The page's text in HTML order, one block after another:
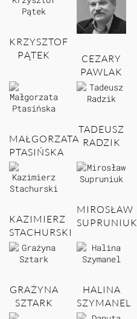
KRZYSZTOF
PĄTEK
CEZARY
PAWLAK
MAŁGORZATA
PTASIŃSKA
TADEUSZ
RADZIK
KAZIMIERZ
STACHURSKI
MIROSŁAW
SUPRUNIUK
GRAŻYNA
SZTARK
HALINA
SZYMANEL